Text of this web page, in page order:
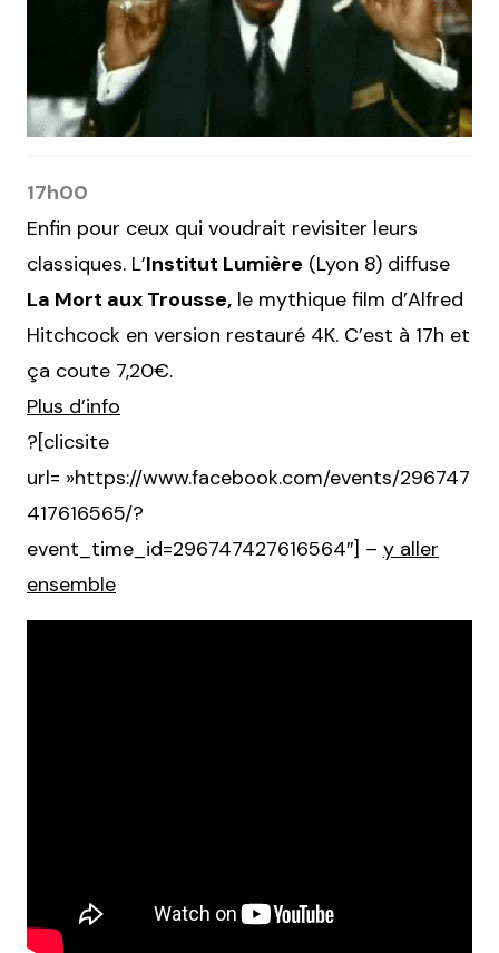
17h00
Enfin pour ceux qui voudrait revisiter leurs
classiques. L’Institut Lumière (Lyon 8) diffuse
La Mort aux Trousse, le mythique film d’Alfred
Hitchcock en version restauré 4K. C’est à 17h et
ça coute 7,20€.
Plus d’info
?[clicsite
url= »https://www.facebook.com/events/296747
417616565/?
event_time_id=296747427616564″] – y aller
ensemble